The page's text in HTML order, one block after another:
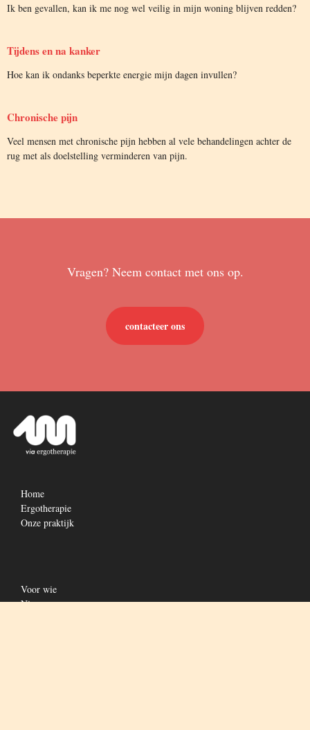
Ik ben gevallen, kan ik me nog wel veilig in mijn woning blijven redden?
Tijdens en na kanker
Hoe kan ik ondanks beperkte energie mijn dagen invullen?
Chronische pijn
Veel mensen met chronische pijn hebben al vele behandelingen achter de
rug met als doelstelling verminderen van pijn.
Vragen? Neem contact met ons op.
contacteer ons
Home
Ergotherapie
Onze praktijk
Voor wie
Nieuws